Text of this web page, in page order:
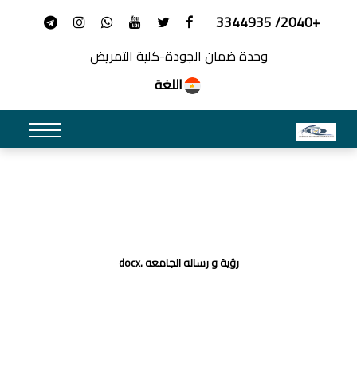
+2040/ 3344935
وحدة ضمان الجودة-كلية التمريض
اللغة
رؤية و رساله الجامعه .docx